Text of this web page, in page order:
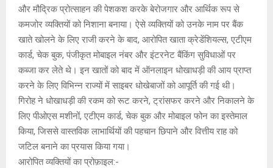
और मौद्रिक प्रोत्साहन की पेशकश करके बेरोजगार और आर्थिक रूप से
कमजोर व्यक्तियों को निशाना बनाया। ऐसे व्यक्तियों को उनके नाम पर बैंक
खाते खोलने के लिए राजी करने के बाद, आरोपित खाता क्रेडेंशियल्स, एटीएम
कार्ड, चेक बुक, पंजीकृत मोबाइल नंबर और इंटरनेट बैंकिंग सुविधाओं पर
कब्जा कर लेते थे। इन खातों को बाद में ऑनलाइन धोखाधड़ी की आय प्राप्त
करने के लिए विभिन्न राज्यों में साइबर धोखेबाजों को आपूर्ति की गई थी।
गिरोह ने धोखाधड़ी की रकम को रूट करने, ट्रांसफर करने और निकालने के
लिए पीओएस मशीनों, एटीएम कार्ड, चेक बुक और मोबाइल फोन का इस्तेमाल
किया, जिससे वास्तविक लाभार्थियों की पहचान छिपाने और वित्तीय राह को
जटिल बनाने का प्रयास किया गया।
आरोपित व्यक्तियों का प्रोफ़ाइल:-